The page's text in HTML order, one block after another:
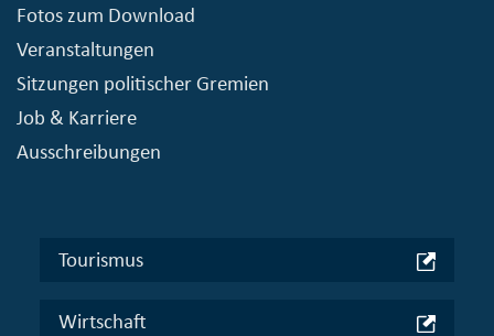
Fotos zum Download
Veranstaltungen
Sitzungen politischer Gremien
Job & Karriere
Ausschreibungen
Tourismus
Wirtschaft